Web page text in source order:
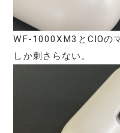
WF-1000XM3とCIOの
しか刺さらない。